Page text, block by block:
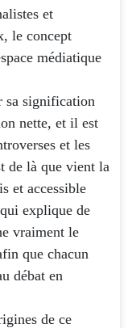
et
le concept
médiatique
sa signification
nette, et il est
et les
de là que vient la
et accessible
explique de
vraiment le
que chacun
débat en
de ce